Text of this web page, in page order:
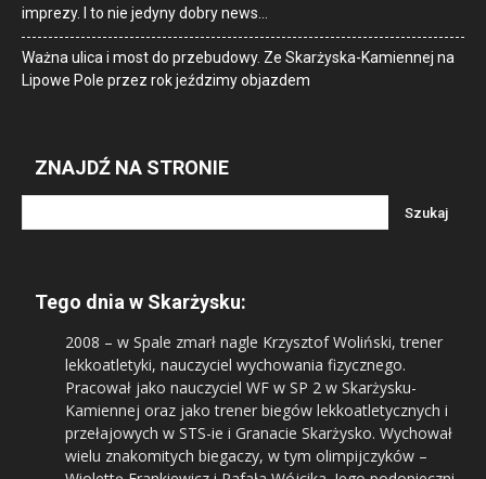
imprezy. I to nie jedyny dobry news…
Ważna ulica i most do przebudowy. Ze Skarżyska-Kamiennej na
Lipowe Pole przez rok jeździmy objazdem
ZNAJDŹ NA STRONIE
Tego dnia w Skarżysku:
2008 – w Spale zmarł nagle Krzysztof Woliński, trener
lekkoatletyki, nauczyciel wychowania fizycznego.
Pracował jako nauczyciel WF w SP 2 w Skarżysku-
Kamiennej oraz jako trener biegów lekkoatletycznych i
przełajowych w STS-ie i Granacie Skarżysko. Wychował
wielu znakomitych biegaczy, w tym olimpijczyków –